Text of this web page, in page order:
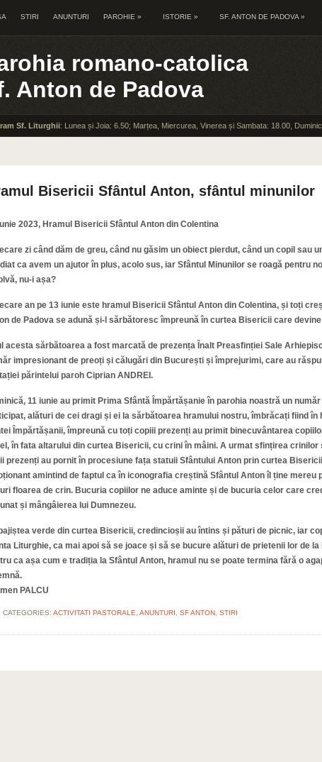
STIRI ANUNTURI PAROHIE » ISTORIE » SF. ANTON DE PADOVA »
romano-catolica
Anton de Padova
Sf. Liturghii: Lunea și Joia: 6.50; Marțea, Miercurea, Vinerea și Sambata: 18.00,
Bisericii Sfântul Anton, sfântul minunilor
2023, Hramul Bisericii Sfântul Anton din Colentina
zi când dăm de greu, când nu găsim un obiect pierdut, când un copil sau
ca avem un ajutor în plus, acolo sus, iar Sfântul Minunilor se roagă pentru
nu-i așa?
an pe 13 iunie este hramul Bisericii Sfântul Anton din Colentina, și toți
de Padova se adună și-l sărbătoresc împreună în curtea Bisericii care
acesta sărbătoarea a fost marcată de prezența Înalt Preasfinției Sale
impresionant de preoți și călugări din București și împrejurimi, care au
părintelui paroh Ciprian ANDREI.
11 iunie au primit Prima Sfântă Împărtășanie în parohia noastră un
alături de cei dragi și ei la sărbătoarea hramului nostru, îmbrăcați fiind în
Împărtășanii, împreună cu toți copiii prezenți au primit binecuvântarea
în fata altarului din curtea Bisericii, cu crini în mâini. A urmat sfințirea crinilor
prezenți au pornit în procesiune fața statuii Sfântului Anton prin curtea
amintind de faptul ca în iconografia creștină Sfântul Anton îl ține mereu
floarea de crin. Bucuria copiilor ne aduce aminte și de bucuria celor care
și mângâierea lui Dumnezeu.
verde din curtea Bisericii, credincioșii au întins și pături de picnic, iar
Liturghie, ca mai apoi să se joace și să se bucure alături de prietenii lor de
ca așa cum e tradiția la Sfântul Anton, hramul nu se poate termina fără o
PALCU
CATEGORIES: ACTIVITATI PASTORALE ANUNTURI SF ANTON STIRI